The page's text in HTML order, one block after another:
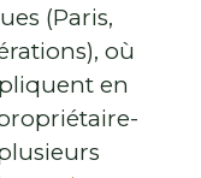
(Paris,
où
en